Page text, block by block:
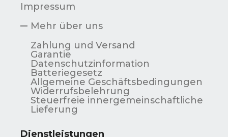
Impressum
Mehr über uns
Zahlung und Versand
Garantie
Datenschutzinformation
Batteriegesetz
Allgemeine Geschäftsbedingungen
Widerrufsbelehrung
Steuerfreie innergemeinschaftliche
Lieferung
Dienstleistungen